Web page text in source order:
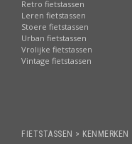
Retro fietstassen
Leren fietstassen
Stoere fietstassen
Urban fietstassen
Vrolijke fietstassen
Vintage fietstassen
FIETSTASSEN > KENMERKEN